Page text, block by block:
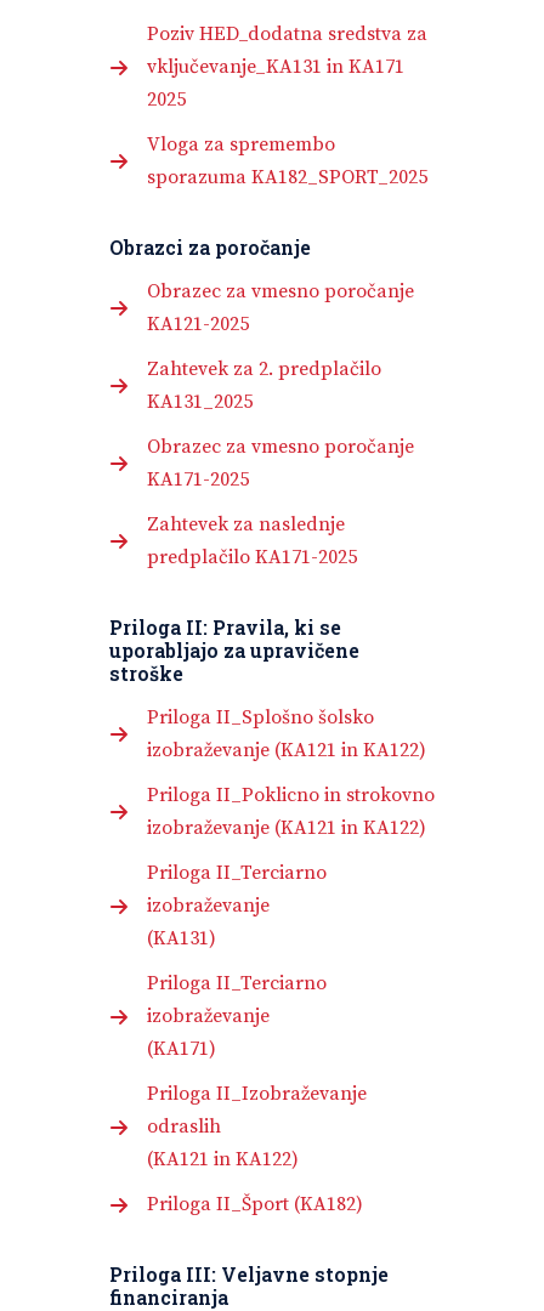
Poziv HED_dodatna sredstva za
vključevanje_KA131 in KA171
2025
Vloga za spremembo
sporazuma KA182_SPORT_2025
Obrazci za poročanje
Obrazec za vmesno poročanje
KA121-2025
Zahtevek za 2. predplačilo
KA131_2025
Obrazec za vmesno poročanje
KA171-2025
Zahtevek za naslednje
predplačilo KA171-2025
Priloga II: Pravila, ki se
uporabljajo za upravičene
stroške
Priloga II_Splošno šolsko
izobraževanje (KA121 in KA122)
Priloga II_Poklicno in strokovno
izobraževanje (KA121 in KA122)
Priloga II_Terciarno
izobraževanje
(KA131)
Priloga II_Terciarno
izobraževanje
(KA171)
Priloga II_Izobraževanje
odraslih
(KA121 in KA122)
Priloga II_Šport (KA182)
Priloga III: Veljavne stopnje
financiranja